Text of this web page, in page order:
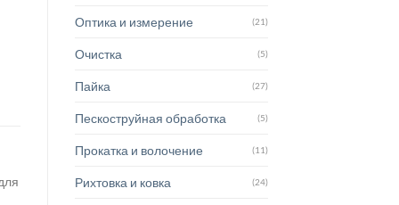
Оптика и измерение (21)
Очистка (5)
Пайка (27)
Пескоструйная обработка (5)
Прокатка и волочение (11)
Рихтовка и ковка (24)